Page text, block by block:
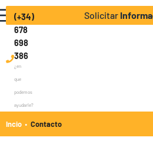
Solicitar
(+34)
678
698
386
¿en
que
podemos
ayudarle?
Incio · Contacto